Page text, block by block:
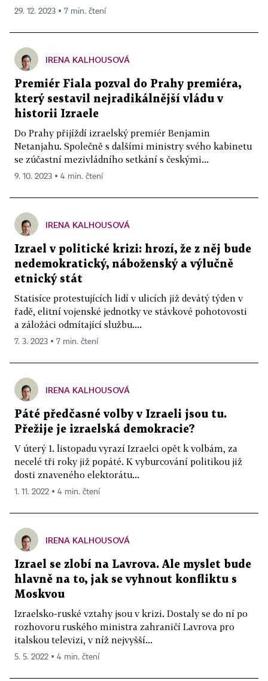
29. 12. 2023 ▪ 7 min. čtení
IRENA KALHOUSOVÁ
Premiér Fiala pozval do Prahy premiéra,
který sestavil nejradikálnější vládu v
historii Izraele
Do Prahy přijíždí izraelský premiér Benjamin
Netanjahu. Společně s dalšími ministry svého kabinetu
se zúčastní mezivládního setkání s českými...
9. 10. 2023 ▪ 4 min. čtení
IRENA KALHOUSOVÁ
Izrael v politické krizi: hrozí, že z něj bude
nedemokratický, náboženský a výlučně
etnický stát
Statisíce protestujících lidí v ulicích již devátý týden v
řadě, elitní vojenské jednotky ve stávkové pohotovosti
a záložáci odmítající službu....
7. 3. 2023 ▪ 7 min. čtení
IRENA KALHOUSOVÁ
Páté předčasné volby v Izraeli jsou tu.
Přežije je izraelská demokracie?
V úterý 1. listopadu vyrazí Izraelci opět k volbám, za
necelé tři roky již popáté. K vyburcování politikou již
dosti znaveného elektorátu...
1. 11. 2022 ▪ 4 min. čtení
IRENA KALHOUSOVÁ
Izrael se zlobí na Lavrova. Ale myslet bude
hlavně na to, jak se vyhnout konfliktu s
Moskvou
Izraelsko-ruské vztahy jsou v krizi. Dostaly se do ní po
rozhovoru ruského ministra zahraničí Lavrova pro
italskou televizi, v níž nejvyšší...
5. 5. 2022 ▪ 4 min. čtení